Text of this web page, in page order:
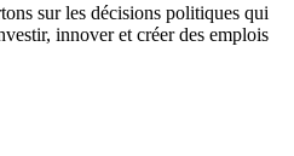
sur les décisions politiques qui
innover et créer des emplois